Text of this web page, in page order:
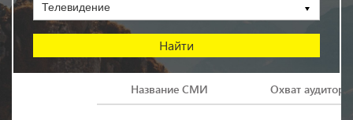
Телевидение
Название СМИ Охват